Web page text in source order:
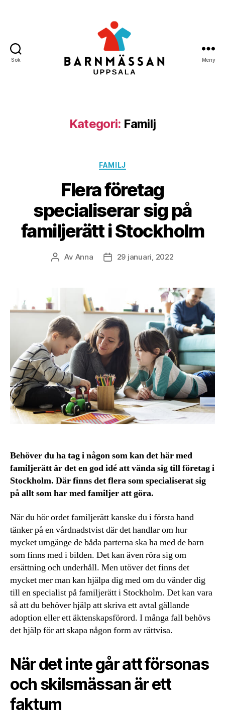
Sök Meny
Kategori: Familj
Kategorier
FAMILJ
Flera företag
specialiserar sig på
familjerätt i Stockholm
Inläggsförfattare
Av Anna Inläggsdatum
29 januari, 2022
Behöver du ha tag i någon som kan det här med
familjerätt är det en god idé att vända sig till företag i
Stockholm. Där finns det flera som specialiserat sig
på allt som har med familjer att göra.
När du hör ordet familjerätt kanske du i första hand
tänker på en vårdnadstvist där det handlar om hur
mycket umgänge de båda parterna ska ha med de barn
som finns med i bilden. Det kan även röra sig om
ersättning och underhåll. Men utöver det finns det
mycket mer man kan hjälpa dig med om du vänder dig
till en specialist på familjerätt i Stockholm. Det kan vara
så att du behöver hjälp att skriva ett avtal gällande
adoption eller ett äktenskapsförord. I många fall behövs
det hjälp för att skapa någon form av rättvisa.
När det inte går att försonas
och skilsmässan är ett
faktum